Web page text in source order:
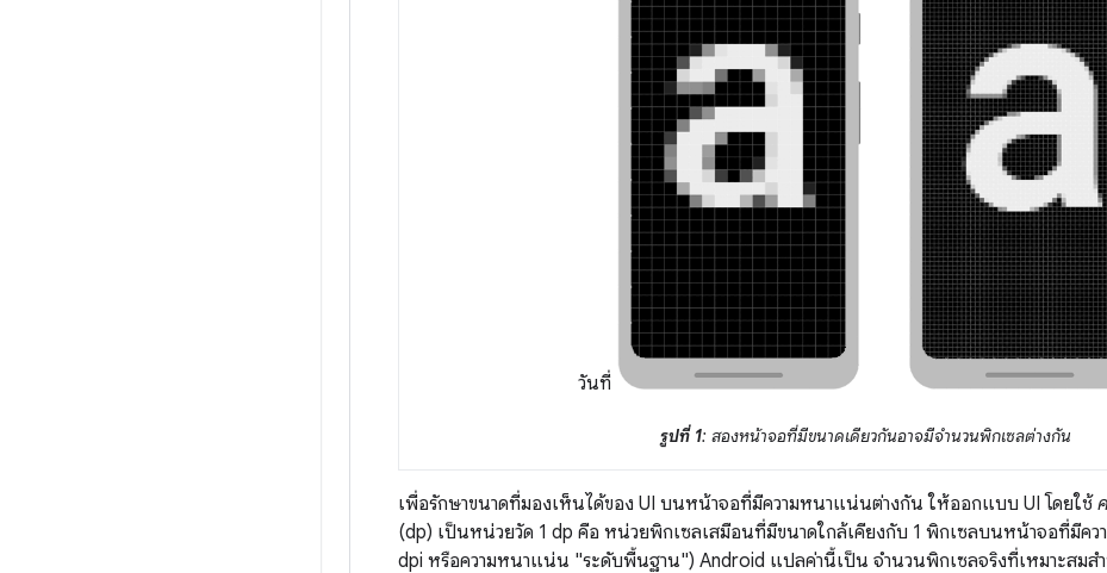
วันที่
รูปที่ 1: สองหน้าจอที่มีขนาดเดียวกันอาจมีจำนวนพิกเซลต่างกัน
เพื่อรักษาขนาดที่มองเห็นได้ของ UI บนหน้าจอที่มีความหนาแน่นต่างกัน ให้ออกแบบ UI โดยใช้
(dp) เป็นหน่วยวัด 1 dp คือ หน่วยพิกเซลเสมือนที่มีขนาดใกล้เคียงกับ 1 พิกเซลบนหน้าจอที่มีค
dpi หรือความหนาแน่น "ระดับพื้นฐาน") Android แปลค่านี้เป็น จำนวนพิกเซลจริงที่เหมาะสม